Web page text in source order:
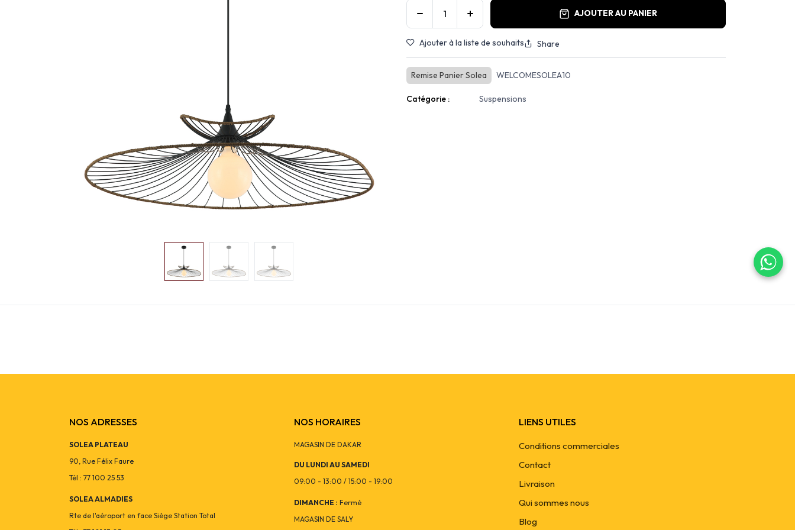
AJOUTER AU PANIER
Ajouter à la liste de souhaits Share
Remise Panier Solea WELCOMESOLEA10
Catégorie : Suspensions
NOS ADRESSES
SOLEA PLATEAU
90, Rue Félix Faure
Tél : 77 100 25 53
SOLEA ALMADIES
Rte de l'aéroport en face Siège Station Total
NOS HORAIRES
MAGASIN DE DAKAR
DU LUNDI AU SAMEDI
09:00 - 13:00 / 15:00 - 19:00
DIMANCHE : Fermé
MAGASIN DE SALY
LIENS UTILES
Conditions commerciales
Contact
Livraison
Qui sommes nous
Blog